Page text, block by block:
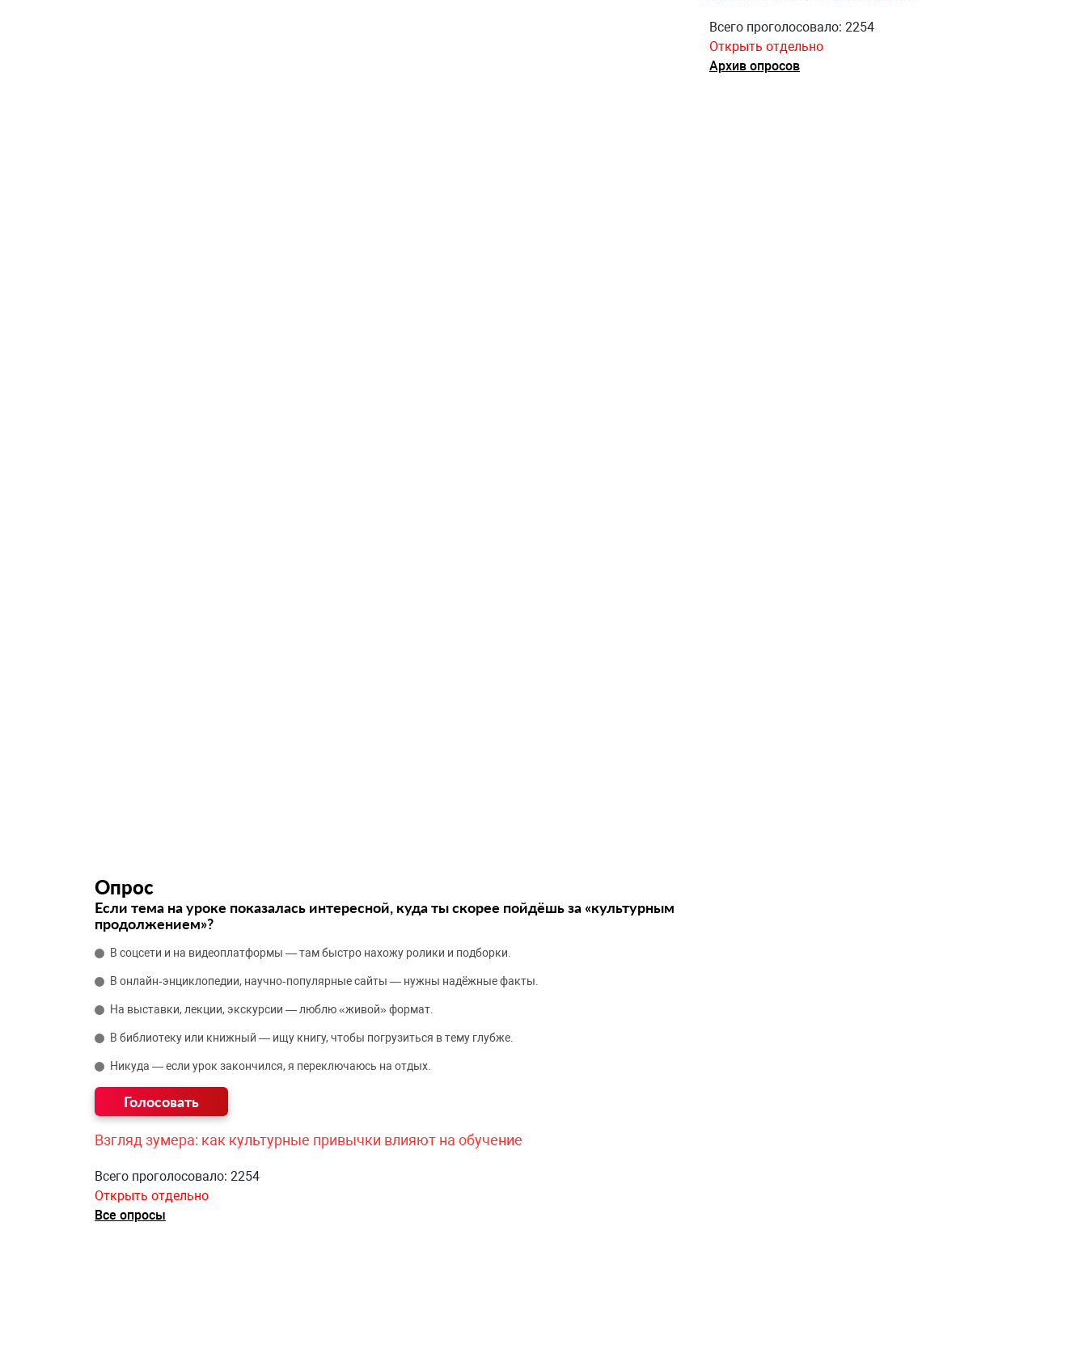
Опрос
Если тема на уроке показалась интересной, куда ты скорее пойдёшь за «культурным
продолжением»?
В соцсети и на видеоплатформы — там быстро нахожу ролики и подборки.
В онлайн‑энциклопедии, научно‑популярные сайты — нужны надёжные факты.
На выставки, лекции, экскурсии — люблю «живой» формат.
В библиотеку или книжный — ищу книгу, чтобы погрузиться в тему глубже.
Никуда — если урок закончился, я переключаюсь на отдых.
Взгляд зумера: как культурные привычки влияют на обучение
Всего проголосовало: 2254
Открыть отдельно
Все опросы
Всего проголосовало: 2254
Открыть отдельно
Архив опросов